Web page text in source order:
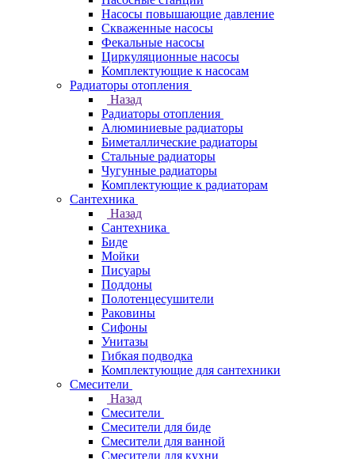
Насосы повышающие давление
Скваженные насосы
Фекальные насосы
Циркуляционные насосы
Комплектующие к насосам
Радиаторы отопления
Назад
Радиаторы отопления
Алюминиевые радиаторы
Биметаллические радиаторы
Стальные радиаторы
Чугунные радиаторы
Комплектующие к радиаторам
Сантехника
Назад
Сантехника
Биде
Мойки
Писуары
Поддоны
Полотенцесушители
Раковины
Сифоны
Унитазы
Гибкая подводка
Комплектующие для сантехники
Смесители
Назад
Смесители
Смесители для биде
Смесители для ванной
Смесители для кухни